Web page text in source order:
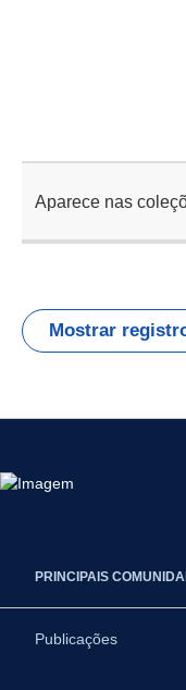
Aparece nas
Mostrar
PRINCIPAIS
Publicações